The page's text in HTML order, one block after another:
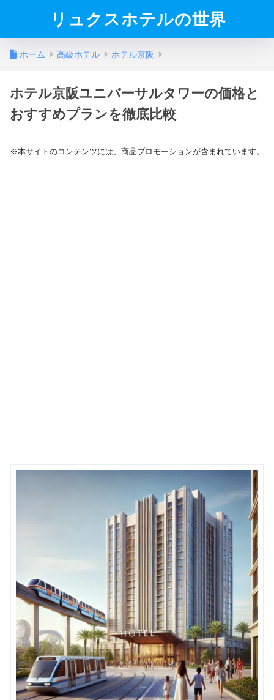
リュクスホテルの世界
ホーム 高級ホテル ホテル京阪
ホテル京阪ユニバーサルタワーの価格と
おすすめプランを徹底比較
※本サイトのコンテンツには、商品プロモーションが含まれています。